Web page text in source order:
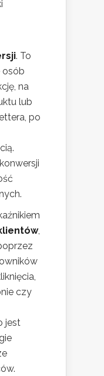
. To
osób
na
lub
po
,
czy
jest